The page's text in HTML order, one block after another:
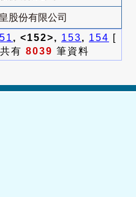
股份有限公司
, <152>, 153, 154 [
有 8039 筆資料